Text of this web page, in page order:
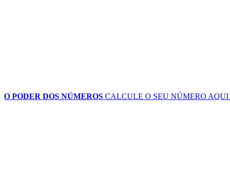
O PODER DOS NÚMEROS CALCULE O SEU NÚMERO AQUI